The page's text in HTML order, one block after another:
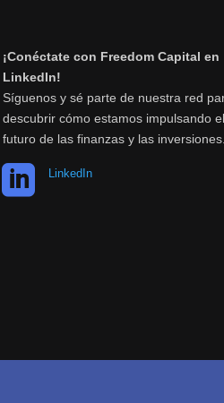
¡Conéctate con Freedom Capital en
LinkedIn!
Síguenos y sé parte de nuestra red
descubrir cómo estamos impulsando el
futuro de las finanzas y las inversiones.
 LinkedIn